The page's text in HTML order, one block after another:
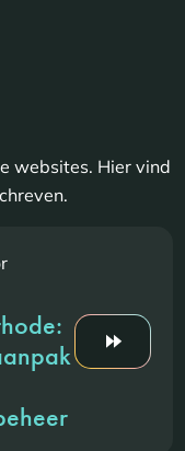
websites. Hier vind